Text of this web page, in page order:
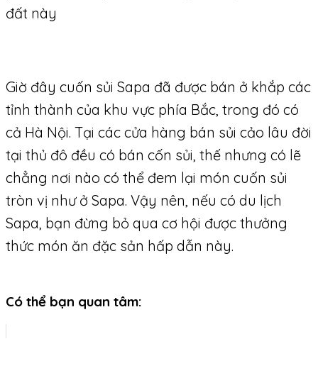
đất này
Giờ đây cuốn sủi Sapa đã được bán ở khắp các
tỉnh thành của khu vực phía Bắc, trong đó có
cả Hà Nội. Tại các cửa hàng bán sủi cảo lâu đời
tại thủ đô đều có bán cốn sủi, thế nhưng có lẽ
chẳng nơi nào có thể đem lại món cuốn sủi
tròn vị như ở Sapa. Vậy nên, nếu có du lịch
Sapa, bạn đừng bỏ qua cơ hội được thưởng
thức món ăn đặc sản hấp dẫn này.
Có thể bạn quan tâm: